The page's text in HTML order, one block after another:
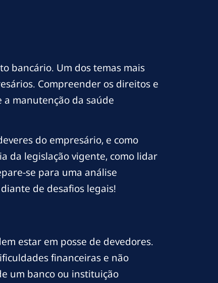
bancário. Um dos temas mais
Compreender os direitos e
manutenção da saúde
do empresário, e como
da legislação vigente, como lidar
se para uma análise
de desafios legais!
estar em posse de devedores.
financeiras e não
um banco ou instituição